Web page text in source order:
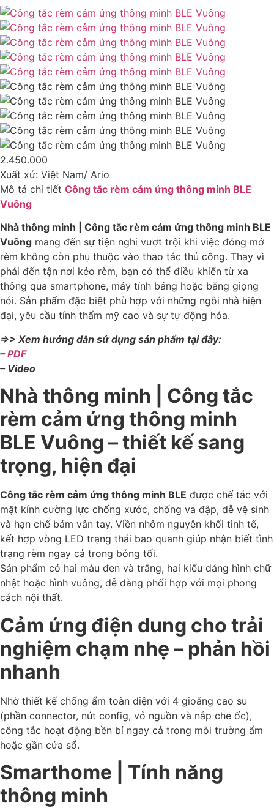
2.450.000
Xuất xứ: Việt Nam/ Ario
Mô tả chi tiết Công tắc rèm cảm ứng thông minh BLE
Vuông
Nhà thông minh | Công tắc rèm cảm ứng thông minh BLE
Vuông mang đến sự tiện nghi vượt trội khi việc đóng mở
rèm không còn phụ thuộc vào thao tác thủ công. Thay vì
phải đến tận nơi kéo rèm, bạn có thể điều khiển từ xa
thông qua smartphone, máy tính bảng hoặc bằng giọng
nói. Sản phẩm đặc biệt phù hợp với những ngôi nhà hiện
đại, yêu cầu tính thẩm mỹ cao và sự tự động hóa.
=>> Xem hướng dẫn sử dụng sản phẩm tại đây:
–PDF
– Video
Nhà thông minh | Công tắc
rèm cảm ứng thông minh
BLE Vuông – thiết kế sang
trọng, hiện đại
Công tắc rèm cảm ứng thông minh BLE được chế tác với
mặt kính cường lực chống xước, chống va đập, dễ vệ sinh
và hạn chế bám vân tay. Viền nhôm nguyên khối tinh tế,
kết hợp vòng LED trạng thái bao quanh giúp nhận biết tình
trạng rèm ngay cả trong bóng tối.
Sản phẩm có hai màu đen và trắng, hai kiểu dáng hình chữ
nhật hoặc hình vuông, dễ dàng phối hợp với mọi phong
cách nội thất.
Cảm ứng điện dung cho trải
nghiệm chạm nhẹ – phản hồi
nhanh
Nhờ thiết kế chống ẩm toàn diện với 4 gioăng cao su
(phần connector, nút config, vỏ nguồn và nắp che ốc),
công tắc hoạt động bền bỉ ngay cả trong môi trường ẩm
hoặc gần cửa sổ.
Smarthome | Tính năng
thông minh